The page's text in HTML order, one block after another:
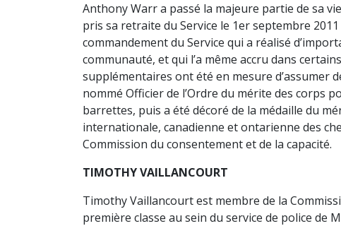
Anthony Warr a passé la majeure partie de sa
pris sa retraite du Service le 1er septembre
commandement du Service qui a réalisé
communauté, et qui l’a même accru dans
supplémentaires ont été en mesure d’assumer
nommé Officier de l’Ordre du mérite des corps
barrettes, puis a été décoré de la médaille du
internationale, canadienne et ontarienne des
Commission du consentement et de la capacité.
TIMOTHY VAILLANCOURT
Timothy Vaillancourt est membre de la
première classe au sein du service de police de